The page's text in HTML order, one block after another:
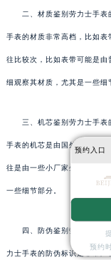
二、材质鉴别劳力士手表
手表的材质非常高档，比如
往比较次，比如表带可能是
细观察其材质，尤其是一些细
三、机芯鉴别劳力士手表
手表的机芯是由国外的ETA或
往是由一些小厂家生产的。
一些细节部分。
四、防伪鉴别劳力士手表
力士手表的防伪标识是非常
预约入口
预约